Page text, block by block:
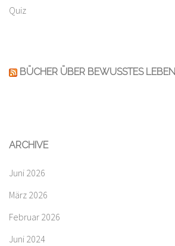
Quiz
BÜCHER ÜBER BEWUSSTES LEBEN
ARCHIVE
Juni 2026
März 2026
Februar 2026
Juni 2024